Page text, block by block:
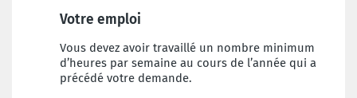
Votre emploi
Vous devez avoir travaillé un nombre minimum
d’heures par semaine au cours de l’année qui a
précédé votre demande.